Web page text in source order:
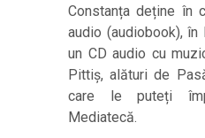
Constanța deține în
audio (audiobook),
un CD audio cu
Pittiș, alături de
care le puteți
Mediatecă.